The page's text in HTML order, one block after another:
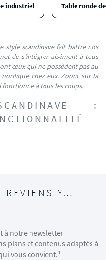
industriel Table ronde
style scandinave fait battre nos
de s’intégrer aisément à tous
ceux qui ne possèdent pas au
nordique chez eux. Zoom sur la
à tous les coups.
:
REVIENS-Y…
à notre newsletter
plans et contenus adaptés à
vous convient.¹